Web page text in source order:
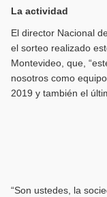
La actividad
El director Nacional
el sorteo realizado
Montevideo, que,
nosotros como
2019 y también el
“Son ustedes, la